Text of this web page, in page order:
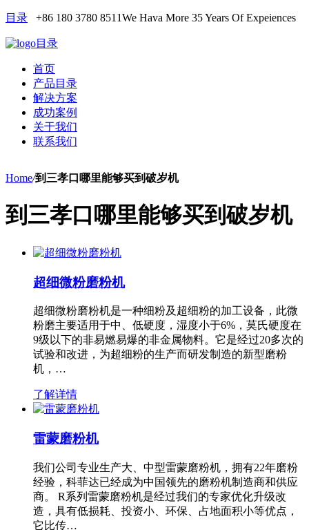
目录 +86 180 3780 8511We Hava More 35 Years Of Expeiences
目录
首页
产品目录
解决方案
成功案例
关于我们
联系我们
Home/到三孝口哪里能够买到破岁机
到三孝口哪里能够买到破岁机
超细微粉磨粉机
超细微粉磨粉机是一种细粉及超细粉的加工设备，此微
粉磨主要适用于中、低硬度，湿度小于6%，莫氏硬度在
9级以下的非易燃易爆的非金属物料。它是经过20多次的
试验和改进，为超细粉的生产而研发制造的新型磨粉
机，…
了解详情
雷蒙磨粉机
我们公司专业生产大、中型雷蒙磨粉机，拥有22年磨粉
经验，科菲达已经成为中国领先的磨粉机制造商和供应
商。 R系列雷蒙磨粉机是经过我们的专家优化升级改
造，具有低损耗、投资小、环保、占地面积小等优点，
它比传…